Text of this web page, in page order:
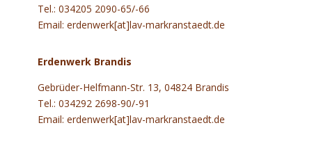
Tel.: 034205 2090-65/-66
Email: erdenwerk[at]lav-markranstaedt.de
Erdenwerk Brandis
Gebrüder-Helfmann-Str. 13, 04824 Brandis
Tel.: 034292 2698-90/-91
Email: erdenwerk[at]lav-markranstaedt.de